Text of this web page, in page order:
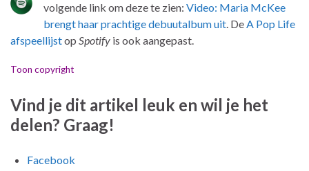
volgende link om deze te zien: Video: Maria McKee
brengt haar prachtige debuutalbum uit. DeA Pop Life
afspeellijstop Spotify is ook aangepast.
Toon copyright
Vind je dit artikel leuk en wil je het
delen? Graag!
Facebook